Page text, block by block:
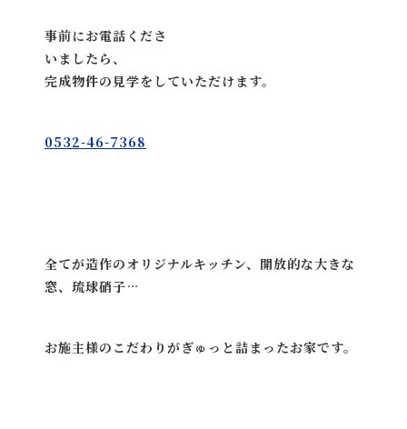
事前にお電話くださ
いましたら、
完成物件の見学をしていただけます。
0532-46-7368
全てが造作のオリジナルキッチン、開放的な大きな
窓、琉球硝子…
お施主様のこだわりがぎゅっと詰まったお家です。